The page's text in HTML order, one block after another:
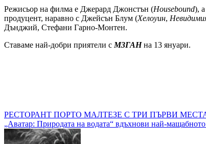
Режисьор на филма е Джерард Джонстън (Housebound),
продуцент, наравно с Джейсън Блум (Хелоуин,
Дънджий, Стефани Гарно-Монтен.
Ставаме най-добри приятели сМ3ГАНна 13 януари.
Навигация
РЕСТОРАНТ ПОРТО МАЛТЕЗЕ С ТРИ ПЪРВИ
„Аватар: Природата на водата“ вдъхнови най-